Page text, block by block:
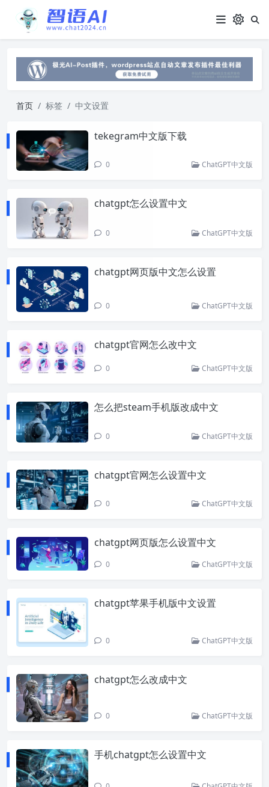
首页 标签 中文设置
tekegram中文版下载
0 ChatGPT中文版
chatgpt怎么设置中文
0 ChatGPT中文版
chatgpt网页版中文怎么设置
0 ChatGPT中文版
chatgpt官网怎么改中文
0 ChatGPT中文版
怎么把steam手机版改成中文
0 ChatGPT中文版
chatgpt官网怎么设置中文
0 ChatGPT中文版
chatgpt网页版怎么设置中文
0 ChatGPT中文版
chatgpt苹果手机版中文设置
0 ChatGPT中文版
chatgpt怎么改成中文
0 ChatGPT中文版
手机chatgpt怎么设置中文